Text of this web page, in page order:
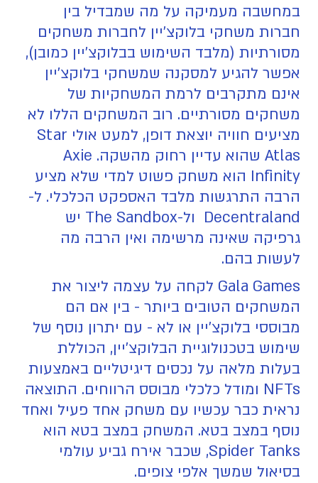
במחשבה מעמיקה על מה שמבדיל בין
חברות משחקי בלוקצ'יין לחברות משחקים
מסורתיות (מלבד השימוש בבלוקצ'יין כמובן),
אפשר להגיע למסקנה שמשחקי בלוקצ'יין
אינם מתקרבים לרמת המשחקיות של
משחקים מסורתיים. רוב המשחקים הללו לא
מציעים חוויה יוצאת דופן, למעט אולי Star
Atlas שהוא עדיין רחוק מהשקה. Axie
Infinity הוא משחק פשוט למדי שלא מציע
הרבה התרגשות מלבד האספקט הכלכלי. ל-
Decentraland ול-The Sandbox יש
גרפיקה שאינה מרשימה ואין הרבה מה
לעשות בהם.
Gala Games לקחה על עצמה ליצור את
המשחקים הטובים ביותר - בין אם הם
מבוססי בלוקצ'יין או לא - עם יתרון נוסף של
שימוש בטכנולוגיית הבלוקצ'יין, הכוללת
בעלות מלאה על נכסים דיגיטליים באמצעות
NFTs ומודל כלכלי מבוסס הרווחים. התוצאה
נראית כבר עכשיו עם משחק אחד פעיל ואחד
נוסף במצב בטא. המשחק במצב בטא הוא
Spider Tanks, שכבר אירח גביע עולמי
בסיאול שמשך אלפי צופים.